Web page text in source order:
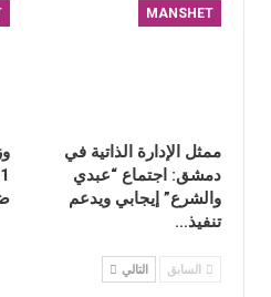
MANSHET
ممثل الإدارة الذاتية في
دمشق: اجتماع “عبدي
والشرع” إيجابي ويدعم
تنفيذ…
السابق التالي